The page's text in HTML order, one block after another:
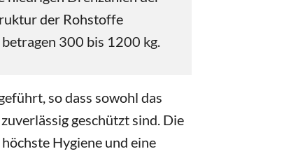
der Rohstoffe
300 bis 1200 kg.
so dass sowohl das
geschützt sind. Die
Hygiene und eine